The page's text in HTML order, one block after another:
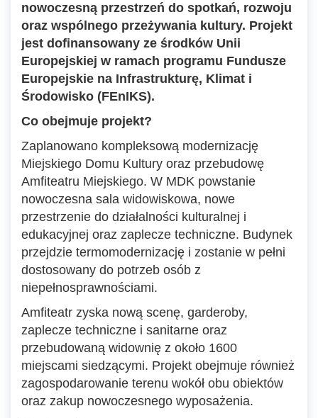
nowoczesną przestrzeń do spotkań, rozwoju
oraz wspólnego przeżywania kultury. Projekt
jest dofinansowany ze środków Unii
Europejskiej w ramach programu Fundusze
Europejskie na Infrastrukturę, Klimat i
Środowisko (FEnIKS).
Co obejmuje projekt?
Zaplanowano kompleksową modernizację
Miejskiego Domu Kultury oraz przebudowę
Amfiteatru Miejskiego. W MDK powstanie
nowoczesna sala widowiskowa, nowe
przestrzenie do działalności kulturalnej i
edukacyjnej oraz zaplecze techniczne. Budynek
przejdzie termomodernizację i zostanie w pełni
dostosowany do potrzeb osób z
niepełnosprawnościami.
Amfiteatr zyska nową scenę, garderoby,
zaplecze techniczne i sanitarne oraz
przebudowaną widownię z około 1600
miejscami siedzącymi. Projekt obejmuje również
zagospodarowanie terenu wokół obu obiektów
oraz zakup nowoczesnego wyposażenia.